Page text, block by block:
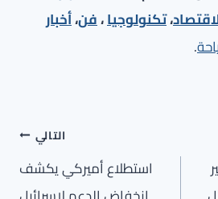
،تكنولوجيا،فن،أخبار
.
التالي
استطلاع أميركي يكشف